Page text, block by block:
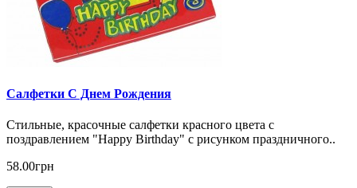
Салфетки С Днем Рождения
Стильные, красочные салфетки красного цвета с
поздравлением "Happy Birthday" c рисунком праздничного..
58.00грн